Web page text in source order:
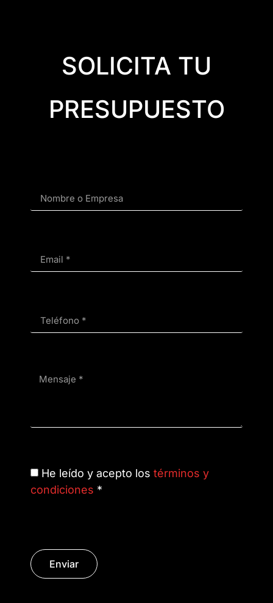
SOLICITA TU
PRESUPUESTO
He leído y acepto los términos y
condiciones *
Enviar